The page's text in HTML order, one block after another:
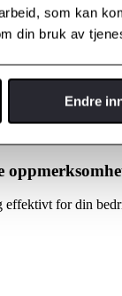
som kan
din bruk av
Endre
for din